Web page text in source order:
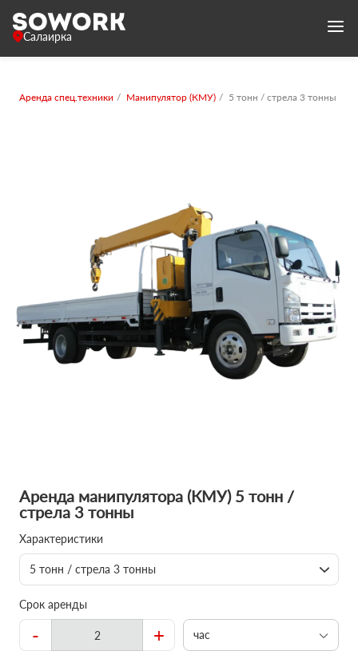
Салаирка
Аренда спец.техники Манипулятор (КМУ) 5 тонн / стрела 3 тонны
Аренда манипулятора (КМУ) 5 тонн /
стрела 3 тонны
Характеристики
5 тонн / стрела 3 тонны
Срок аренды
- + час